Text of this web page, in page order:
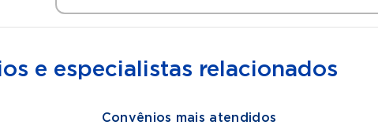
e especialistas relacionados
Convênios mais atendidos